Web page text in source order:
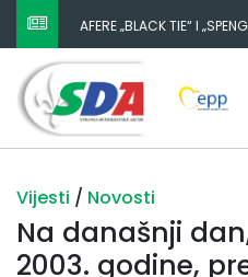
AFERE „BLACK TIE“ I
ZATAŠKATI
Vijesti / Novosti
Na današnji
2003. godine,